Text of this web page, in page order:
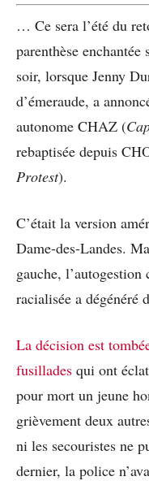
… Ce sera l’été du
parenthèse
soir, lorsque Jenny
d’émeraude, a
autonome CHAZ (
rebaptisée depuis
Protest).
C’était la version
Dame-des-Landes.
gauche,
racialisée a dégénéré
La décision est
fusillades qui ont
pour mort un jeune
grièvement deux
ni les secouristes ne
dernier, la police